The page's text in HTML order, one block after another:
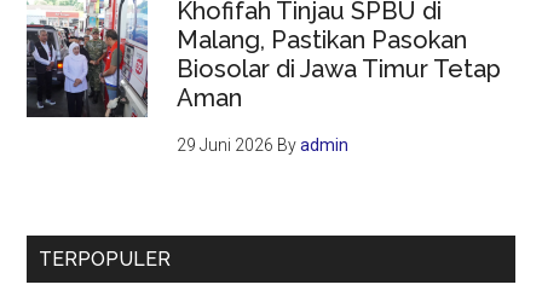
Khofifah Tinjau SPBU di
Malang, Pastikan Pasokan
Biosolar di Jawa Timur Tetap
Aman
29 Juni 2026 Byadmin
TERPOPULER